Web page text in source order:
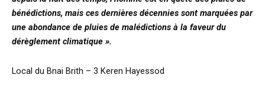
bénédictions, mais ces dernières décennies sont marquées par
une abondance de pluies de malédictions à la faveur du
dérèglement climatique ».
Local du Bnai Brith – 3 Keren Hayessod